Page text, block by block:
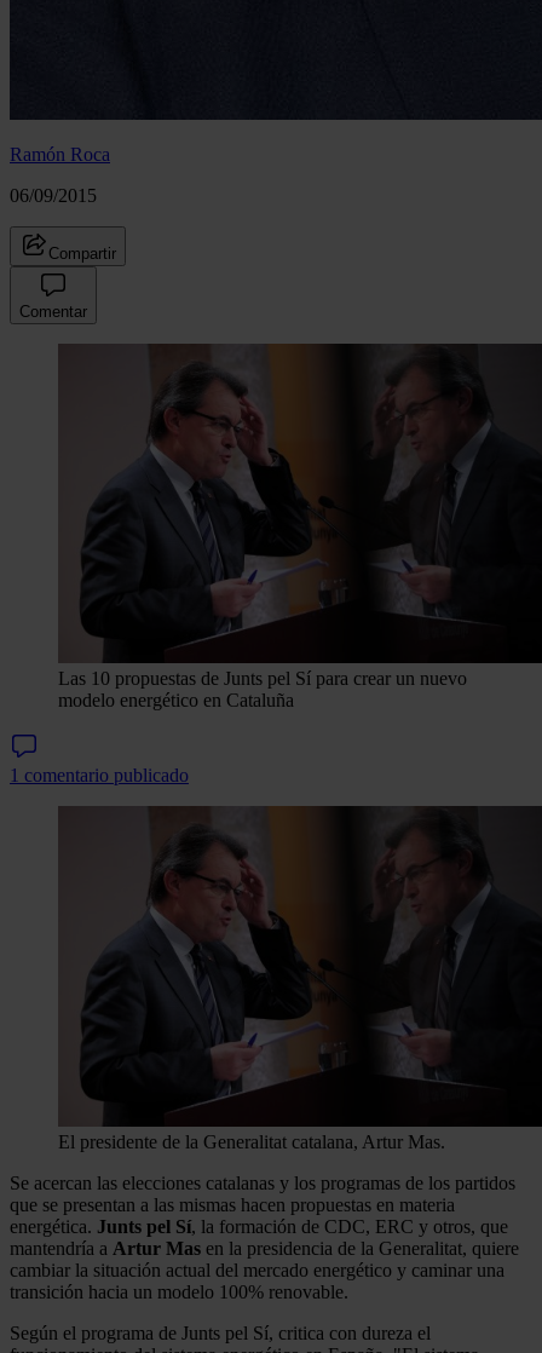
Ramón Roca
06/09/2015
Compartir
Comentar
Las 10 propuestas de Junts pel Sí para crear un nuevo
modelo energético en Cataluña
1 comentario publicado
El presidente de la Generalitat catalana, Artur Mas.
Se acercan las elecciones catalanas y los programas de los partidos
que se presentan a las mismas hacen propuestas en materia
energética. Junts pel Sí, la formación de CDC, ERC y otros, que
mantendría a Artur Mas en la presidencia de la Generalitat, quiere
cambiar la situación actual del mercado energético y caminar una
transición hacia un modelo 100% renovable.
Según el programa de Junts pel Sí, critica con dureza el